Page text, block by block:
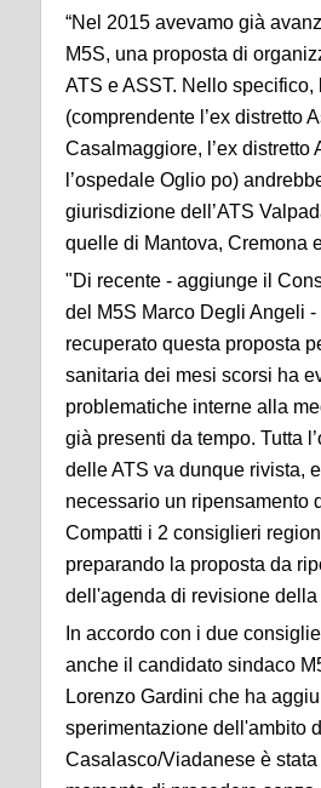
“Nel 2015 avevamo già
M5S, una proposta di
ATS e ASST. Nello
(comprendente l’ex distretto
Casalmaggiore, l’ex distretto
l’ospedale Oglio po)
giurisdizione dell’ATS
quelle di Mantova, Cremona
"Di recente - aggiunge il
del M5S Marco Degli Angeli
recuperato questa proposta
sanitaria dei mesi scorsi ha
problematiche interne alla
già presenti da tempo. Tutta
delle ATS va dunque rivista,
necessario un ripensamento
Compatti i 2 consiglieri
preparando la proposta da
dell'agenda di revisione
In accordo con i due
anche il candidato sindaco
Lorenzo Gardini che ha
sperimentazione dell'ambito
Casalasco/Viadanese è stata